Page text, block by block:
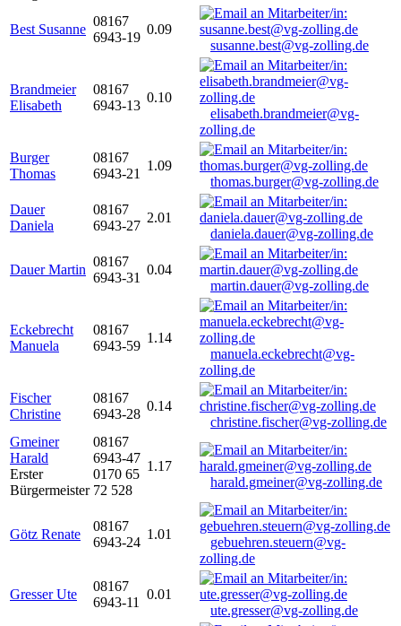
Best Susanne
08167
6943-19
0.09
susanne.best@vg-zolling.de
Brandmeier
Elisabeth
08167
6943-13
0.10
elisabeth.brandmeier@vg-
zolling.de
Burger
Thomas
08167
6943-21
1.09
thomas.burger@vg-zolling.de
Dauer
Daniela
08167
6943-27
2.01
daniela.dauer@vg-zolling.de
Dauer Martin
08167
6943-31
0.04
martin.dauer@vg-zolling.de
Eckebrecht
Manuela
08167
6943-59
1.14
manuela.eckebrecht@vg-
zolling.de
Fischer
Christine
08167
6943-28
0.14
christine.fischer@vg-zolling.de
Gmeiner
Harald
Erster
Bürgermeister
08167
6943-47
0170 65
72 528
1.17
harald.gmeiner@vg-zolling.de
Götz Renate
08167
6943-24
1.01
gebuehren.steuern@vg-
zolling.de
Gresser Ute
08167
6943-11
0.01
ute.gresser@vg-zolling.de